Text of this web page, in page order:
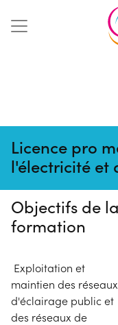
Licence pro
l'électricité et
Pas de
ce
Objectifs de la
formation
Exploitation et
maintien des réseaux
d'éclairage public et
des réseaux de